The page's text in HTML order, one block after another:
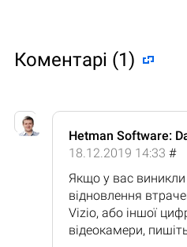
Коментарі (1)
Hetman Software:
18.12.2019 14:33 #
Якщо у вас
відновлення
Vizio, або іншої
відеокамери,